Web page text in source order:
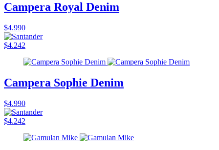
Campera Royal Denim
$4.990
$4.242
Campera Sophie Denim
$4.990
$4.242